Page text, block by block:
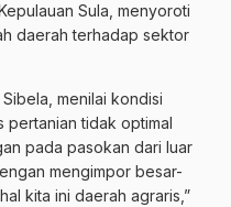
Sula, menyoroti
daerah terhadap sektor
menilai kondisi
pertanian tidak optimal
pada pasokan dari luar
mengimpor besar-
kita ini daerah agraris,”